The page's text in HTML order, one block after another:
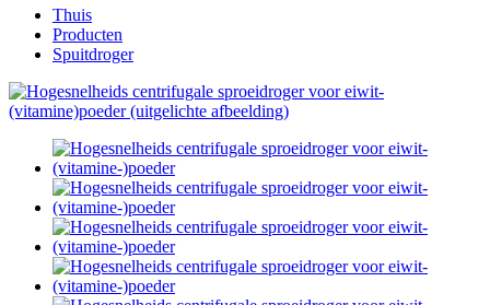
Thuis
Producten
Spuitdroger